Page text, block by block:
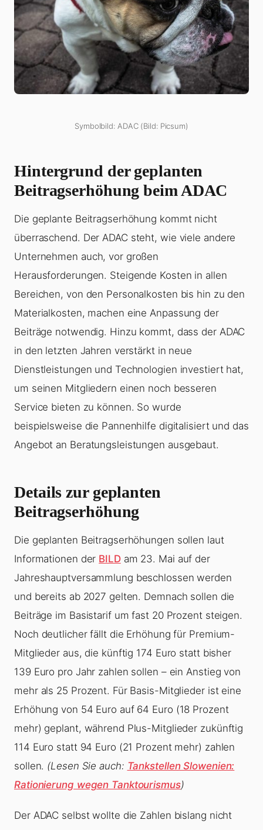
Symbolbild: ADAC (Bild: Picsum)
Hintergrund der geplanten
Beitragserhöhung beim ADAC
Die geplante Beitragserhöhung kommt nicht
überraschend. Der ADAC steht, wie viele andere
Unternehmen auch, vor großen
Herausforderungen. Steigende Kosten in allen
Bereichen, von den Personalkosten bis hin zu den
Materialkosten, machen eine Anpassung der
Beiträge notwendig. Hinzu kommt, dass der ADAC
in den letzten Jahren verstärkt in neue
Dienstleistungen und Technologien investiert hat,
um seinen Mitgliedern einen noch besseren
Service bieten zu können. So wurde
beispielsweise die Pannenhilfe digitalisiert und das
Angebot an Beratungsleistungen ausgebaut.
Details zur geplanten
Beitragserhöhung
Die geplanten Beitragserhöhungen sollen laut
Informationen der BILDam 23. Mai auf der
Jahreshauptversammlung beschlossen werden
und bereits ab 2027 gelten. Demnach sollen die
Beiträge im Basistarif um fast 20 Prozent steigen.
Noch deutlicher fällt die Erhöhung für Premium-
Mitglieder aus, die künftig 174 Euro statt bisher
139 Euro pro Jahr zahlen sollen – ein Anstieg von
mehr als 25 Prozent. Für Basis-Mitglieder ist eine
Erhöhung von 54 Euro auf 64 Euro (18 Prozent
mehr) geplant, während Plus-Mitglieder zukünftig
114 Euro statt 94 Euro (21 Prozent mehr) zahlen
sollen. (Lesen Sie auch: Tankstellen Slowenien:
Rationierung wegen Tanktourismus)
Der ADAC selbst wollte die Zahlen bislang nicht